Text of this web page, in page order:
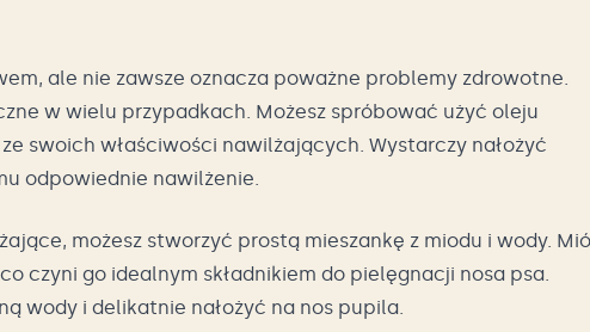
ale nie zawsze oznacza poważne problemy zdrowotne.
w wielu przypadkach. Możesz spróbować użyć oleju
swoich właściwości nawilżających. Wystarczy nałożyć
odpowiednie nawilżenie.
możesz stworzyć prostą mieszankę z miodu i wody.
czyni go idealnym składnikiem do pielęgnacji nosa psa.
wody i delikatnie nałożyć na nos pupila.